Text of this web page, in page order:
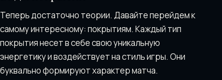
Теперь достаточно теории. Давайте перейдем к
самому интересному: покрытиям. Каждый тип
покрытия несет в себе свою уникальную
энергетику и воздействует на стиль игры. Они
буквально формируют характер матча.